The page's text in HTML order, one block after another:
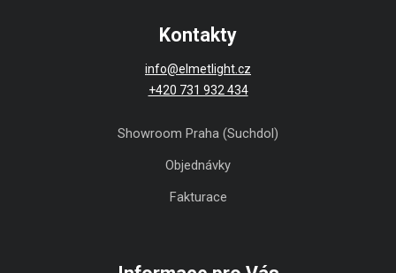
Kontakty
info@elmetlight.cz
+420 731 932 434
Showroom Praha (Suchdol)
Objednávky
Fakturace